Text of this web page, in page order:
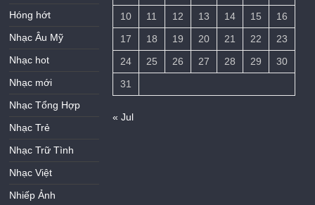
Hóng hớt
Nhạc Âu Mỹ
Nhạc hot
Nhạc mới
Nhạc Tổng Hợp
Nhạc Trẻ
Nhạc Trữ Tình
Nhạc Việt
Nhiếp Ảnh
10
11 12 13 14 15
16
17
18 19 20 21 22
23
24
25 26 27 28 29
30
31
« Jul